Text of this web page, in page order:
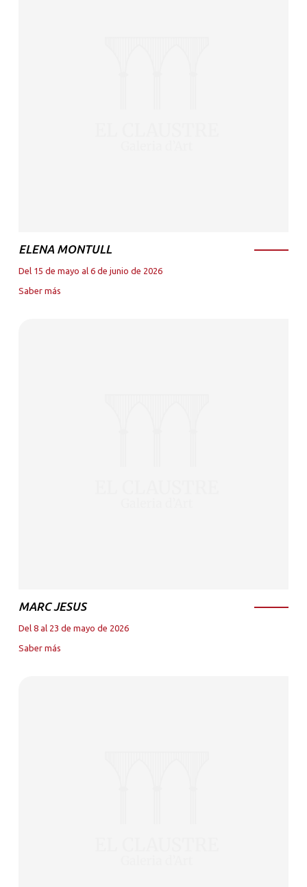
ELENA MONTULL
Del 15 de mayo al 6 de junio de 2026
Saber más
MARC JESUS
Del 8 al 23 de mayo de 2026
Saber más